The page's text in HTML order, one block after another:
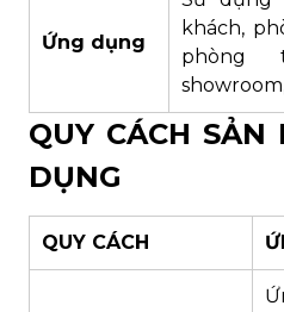
Ứng dụng
khách,
phòng
QUY CÁCH SẢN
DỤNG
QUY CÁCH